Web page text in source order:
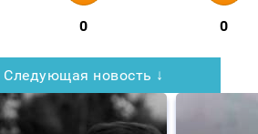
0 0
Следующая новость ↓